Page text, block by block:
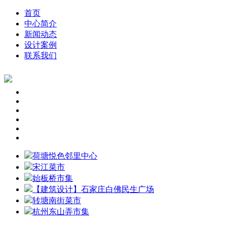
首页
中心简介
新闻动态
设计案例
联系我们
荷塘悦色邻里中心
宋江菜市
始板桥市集
【建筑设计】石家庄白佛民生广场
转塘南街菜市
杭州东山弄市集